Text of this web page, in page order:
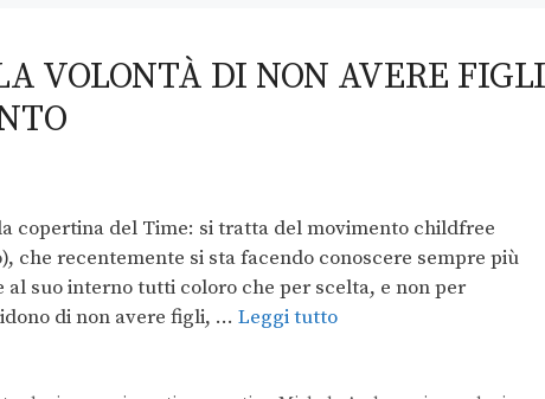
VOLONTÀ DI NON AVERE FIGLI
copertina del Time: si tratta del movimento childfree
che recentemente si sta facendo conoscere sempre più
suo interno tutti coloro che per scelta, e non per
di non avere figli, … Leggi tutto